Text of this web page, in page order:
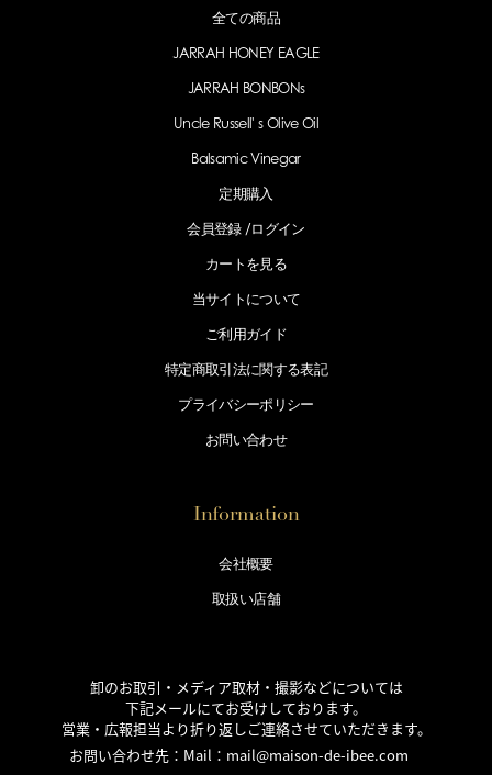
全ての商品
JARRAH HONEY EAGLE
JARRAH BONBONs
Uncle Russell' s Olive Oil
Balsamic Vinegar
定期購入
会員登録 /ログイン
カートを見る
当サイトについて
ご利用ガイド
特定商取引法に関する表記
プライバシーポリシー
お問い合わせ
Information
会社概要
取扱い店舗
卸のお取引・メディア取材・撮影などについては
下記メールにてお受けしております。
営業・広報担当より折り返しご連絡させていただきます。
お問い合わせ先：Mail： mail@maison-de-ibee.com